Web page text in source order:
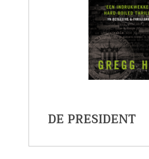
DE PRESIDENT